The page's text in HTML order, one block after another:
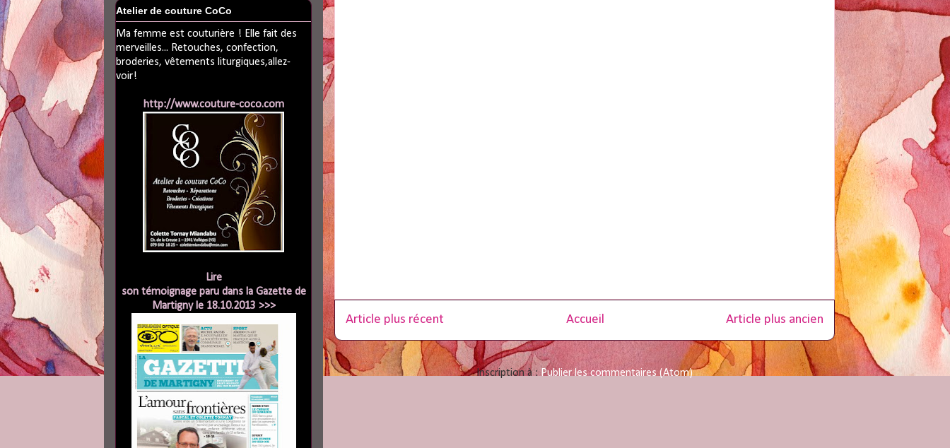
Article plus récent Article plus ancien
Accueil
Inscription à :Publier les commentaires (Atom)
Atelier de couture CoCo
Ma femme est couturière ! Elle fait des
merveilles... Retouches, confection,
broderies, vêtements liturgiques,allez-
voir!
http://www.couture-coco.com
Lire
son témoignage paru dans la Gazette de
Martigny le 18.10.2013 >>>